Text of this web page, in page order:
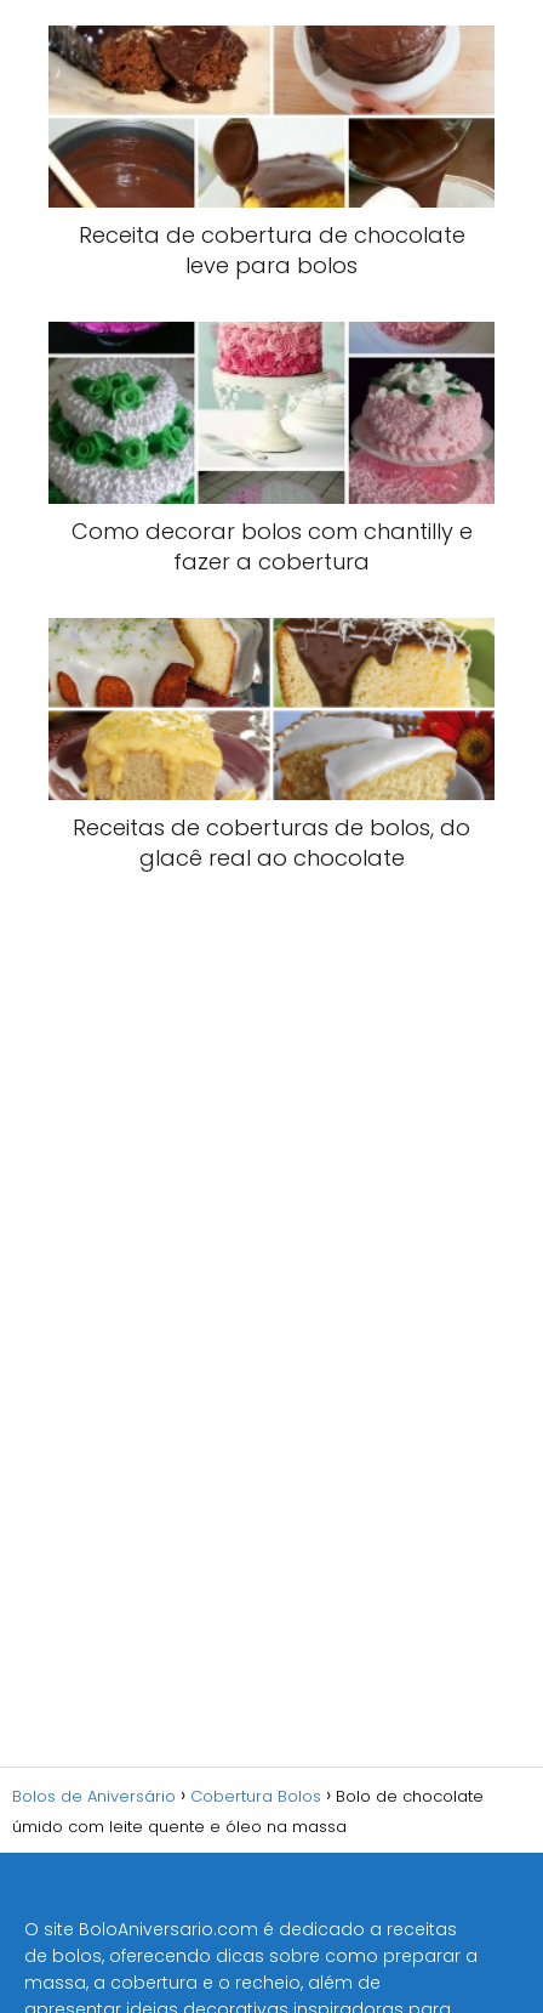
Receita de cobertura de chocolate
leve para bolos
Como decorar bolos com chantilly e
fazer a cobertura
Receitas de coberturas de bolos, do
glacê real ao chocolate
Bolos de Aniversário Cobertura Bolos
Bolo de chocolate
úmido com leite quente e óleo na massa
O site BoloAniversario.com é dedicado a receitas
de bolos, oferecendo dicas sobre como preparar a
massa, a cobertura e o recheio, além de